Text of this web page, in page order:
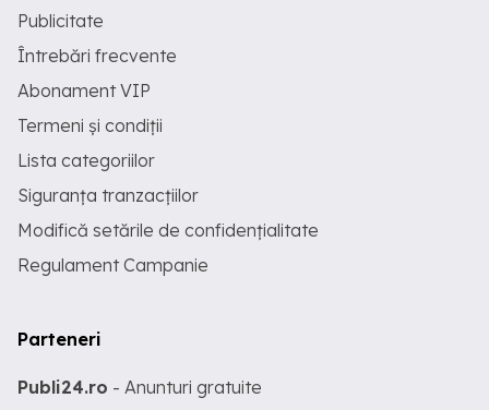
Publicitate
Întrebări frecvente
Abonament VIP
Termeni și condiții
Lista categoriilor
Siguranța tranzacțiilor
Modifică setările de confidențialitate
Regulament Campanie
Parteneri
Publi24.ro - Anunturi gratuite